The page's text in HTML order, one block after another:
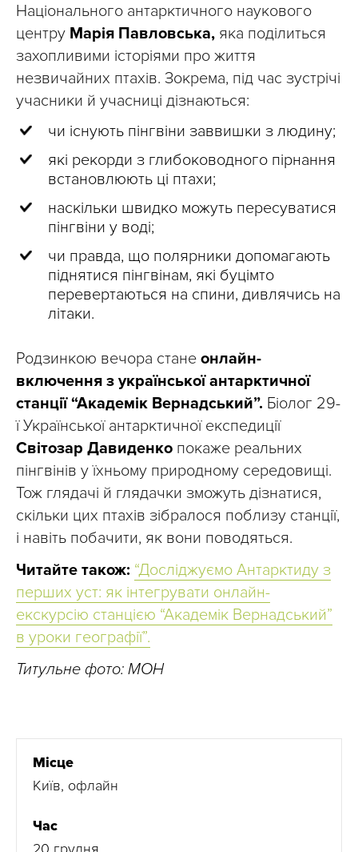
Національного антарктичного наукового
центру Марія Павловська, яка поділиться
захопливими історіями про життя
незвичайних птахів. Зокрема, під час зустрічі
учасники й учасниці дізнаються:
чи існують пінгвіни заввишки з людину;
які рекорди з глибоководного пірнання
встановлюють ці птахи;
наскільки швидко можуть пересуватися
пінгвіни у воді;
чи правда, що полярники допомагають
піднятися пінгвінам, які буцімто
перевертаються на спини, дивлячись на
літаки.
Родзинкою вечора стане онлайн-
включення з української антарктичної
станції “Академік Вернадський”. Біолог 29-
ї Української антарктичної експедиції
Світозар Давиденко покаже реальних
пінгвінів у їхньому природному середовищі.
Тож глядачі й глядачки зможуть дізнатися,
скільки цих птахів зібралося поблизу станції,
і навіть побачити, як вони поводяться.
Читайте також: “Досліджуємо Антарктиду з
перших уст: як інтегрувати онлайн-
екскурсію станцією “Академік Вернадський”
в уроки географії”.
Титульне фото: МОН
Місце
Київ, офлайн
Час